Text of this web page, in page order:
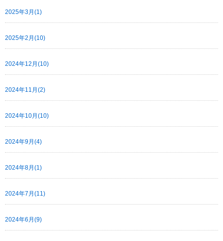
2025年3月(1)
2025年2月(10)
2024年12月(10)
2024年11月(2)
2024年10月(10)
2024年9月(4)
2024年8月(1)
2024年7月(11)
2024年6月(9)